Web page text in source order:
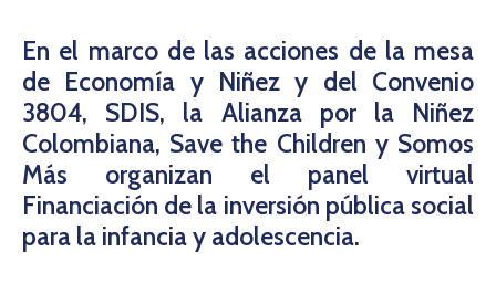
En el marco de las acciones de la mesa
de Economía y Niñez y del Convenio
3804, SDIS, la Alianza por la Niñez
Colombiana, Save the Children y Somos
Más organizan el panel virtual
Financiación de la inversión pública social
para la infancia y adolescencia.